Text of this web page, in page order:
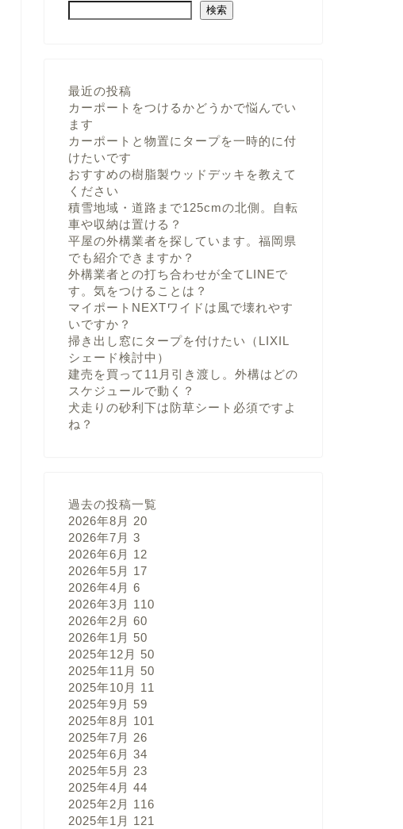
検索
最近の投稿
カーポートをつけるかどうかで悩んでい
ます
カーポートと物置にタープを一時的に付
けたいです
おすすめの樹脂製ウッドデッキを教えて
ください
積雪地域・道路まで125cmの北側。自転
車や収納は置ける？
平屋の外構業者を探しています。福岡県
でも紹介できますか？
外構業者との打ち合わせが全てLINEで
す。気をつけることは？
マイポートNEXTワイドは風で壊れやす
いですか？
掃き出し窓にタープを付けたい（LIXIL
シェード検討中）
建売を買って11月引き渡し。外構はどの
スケジュールで動く？
犬走りの砂利下は防草シート必須ですよ
ね？
過去の投稿一覧
2026年8月 20
2026年7月 3
2026年6月 12
2026年5月 17
2026年4月 6
2026年3月 110
2026年2月 60
2026年1月 50
2025年12月 50
2025年11月 50
2025年10月 11
2025年9月 59
2025年8月 101
2025年7月 26
2025年6月 34
2025年5月 23
2025年4月 44
2025年2月 116
2025年1月 121